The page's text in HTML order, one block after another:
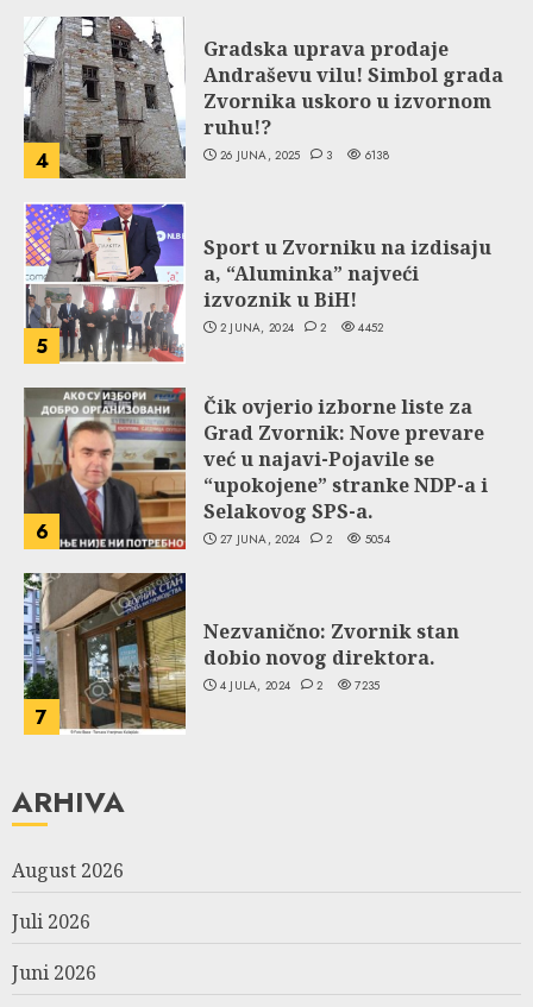
4
Gradska uprava prodaje
Andraševu vilu! Simbol grada
Zvornika uskoro u izvornom
ruhu!?
26 JUNA, 2025 3 6138
5
Sport u Zvorniku na izdisaju
a, “Aluminka” najveći
izvoznik u BiH!
2 JUNA, 2024 2 4452
6
Čik ovjerio izborne liste za
Grad Zvornik: Nove prevare
već u najavi-Pojavile se
“upokojene” stranke NDP-a i
Selakovog SPS-a.
27 JUNA, 2024 2 5054
7
Nezvanično: Zvornik stan
dobio novog direktora.
4 JULA, 2024 2 7235
ARHIVA
August 2026
Juli 2026
Juni 2026